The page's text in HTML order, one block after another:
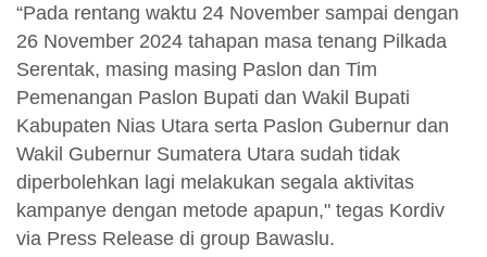
“Pada rentang waktu 24 November sampai dengan
26 November 2024 tahapan masa tenang Pilkada
Serentak, masing masing Paslon dan Tim
Pemenangan Paslon Bupati dan Wakil Bupati
Kabupaten Nias Utara serta Paslon Gubernur dan
Wakil Gubernur Sumatera Utara sudah tidak
diperbolehkan lagi melakukan segala aktivitas
kampanye dengan metode apapun," tegas Kordiv
via Press Release di group Bawaslu.